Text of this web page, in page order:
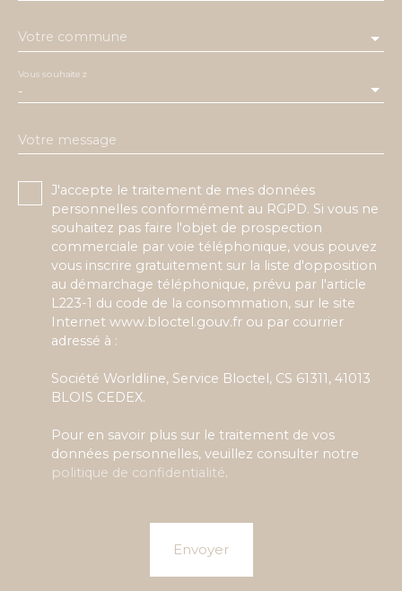
Votre commune
-
Vous souhaitez
Votre message
J'accepte le traitement de mes données
personnelles conformément au RGPD. Si vous ne
souhaitez pas faire l'objet de prospection
commerciale par voie téléphonique, vous pouvez
vous inscrire gratuitement sur la liste d'opposition
au démarchage téléphonique, prévu par l'article
L223-1 du code de la consommation, sur le site
Internet www.bloctel.gouv.fr ou par courrier
adressé à :
Société Worldline, Service Bloctel, CS 61311, 41013
BLOIS CEDEX.
Pour en savoir plus sur le traitement de vos
données personnelles, veuillez consulter notre
politique de confidentialité.
Envoyer